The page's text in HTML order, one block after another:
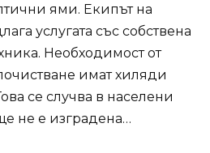
ями. Екипът на
услугата със собствена
Необходимост от
имат хиляди
се случва в населени
не е изградена…